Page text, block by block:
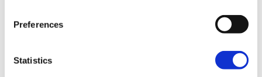
Preferences
Statistics
community!